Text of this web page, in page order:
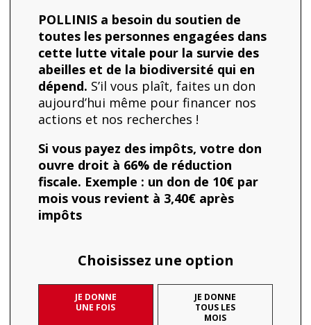
POLLINIS a besoin du soutien de
toutes les personnes engagées dans
cette lutte vitale pour la survie des
abeilles et de la biodiversité qui en
dépend. S’il vous plaît, faites un don
aujourd’hui même pour financer nos
actions et nos recherches !
Si vous payez des impôts, votre don
ouvre droit à 66% de réduction
fiscale. Exemple : un don de 10€ par
mois vous revient à 3,40€ après
impôts
Choisissez une option
JE DONNE
UNE FOIS
JE DONNE
TOUS LES
MOIS